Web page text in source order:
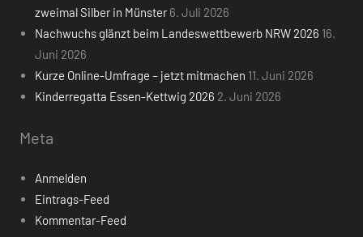
zweimal Silber in Münster 6. Juli 2026
Nachwuchs glänzt beim Landeswettbewerb NRW 2026 16.
Juni 2026
Kurze Online-Umfrage – jetzt mitmachen 11. Juni 2026
Kinderregatta Essen-Kettwig 2026 2. Juni 2026
Meta
Anmelden
Eintrags-Feed
Kommentar-Feed